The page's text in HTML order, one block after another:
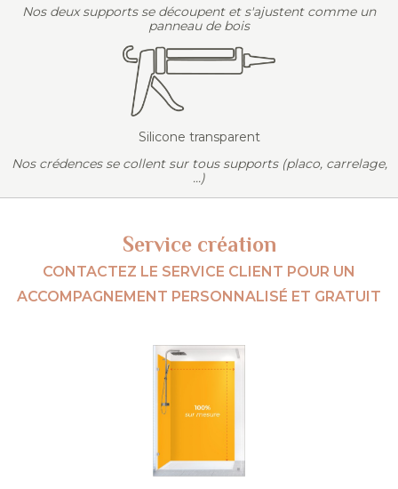
Nos deux supports se découpent et s'ajustent comme un
panneau de bois
Silicone transparent
Nos crédences se collent sur tous supports (placo, carrelage,
...)
Service création
CONTACTEZ LE SERVICE CLIENT POUR UN
ACCOMPAGNEMENT PERSONNALISÉ ET GRATUIT